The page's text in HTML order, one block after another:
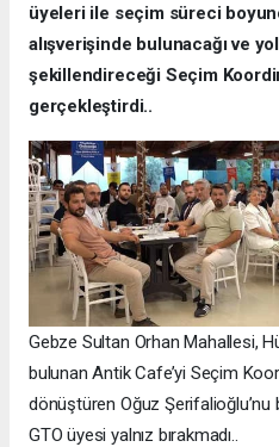
üyeleri ile seçim süreci
alışverişinde bulunacağı ve
şekillendireceği Seçim
gerçekleştirdi..
Gebze Sultan Orhan Mahallesi,
bulunan Antik Cafe’yi Seçim
dönüştüren Oğuz
GTO üyesi yalnız bırakmadı..